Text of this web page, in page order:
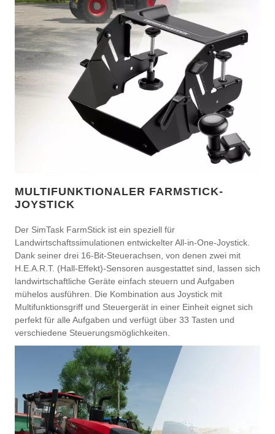
MULTIFUNKTIONALER FARMSTICK-
JOYSTICK
Der SimTask FarmStick ist ein speziell für
Landwirtschaftssimulationen entwickelter All-in-One-Joystick.
Dank seiner drei 16-Bit-Steuerachsen, von denen zwei mit
H.E.A.R.T. (Hall-Effekt)-Sensoren ausgestattet sind, lassen sich
landwirtschaftliche Geräte einfach steuern und Aufgaben
mühelos ausführen. Die Kombination aus Joystick mit
Multifunktionsgriff und Steuergerät in einer Einheit eignet sich
perfekt für alle Aufgaben und verfügt über 33 Tasten und
verschiedene Steuerungsmöglichkeiten.